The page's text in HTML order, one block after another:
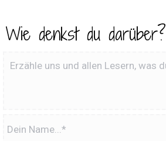
Wie denkst du darüber?